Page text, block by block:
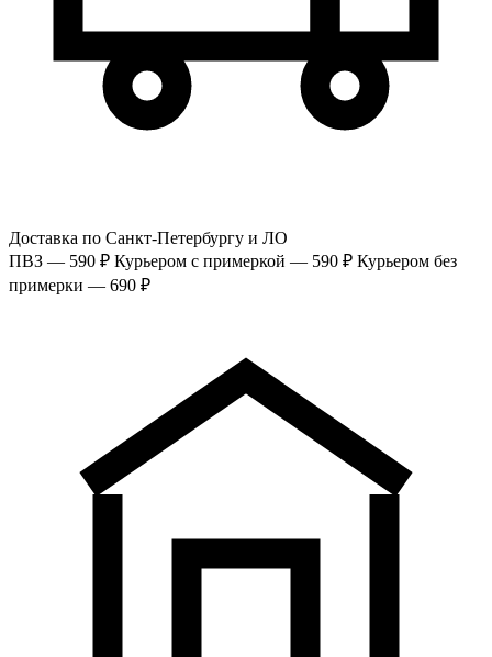
Доставка по Санкт-Петербургу и ЛО
ПВЗ — 590 ₽ Курьером с примеркой — 590 ₽ Курьером без
примерки — 690 ₽